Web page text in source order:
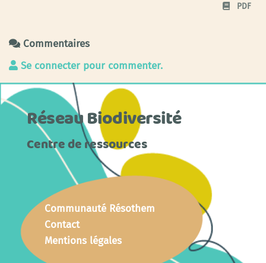
PDF
Commentaires
Se connecter pour commenter.
Réseau Biodiversité
Centre de ressources
Communauté Résothem
Contact
Mentions légales